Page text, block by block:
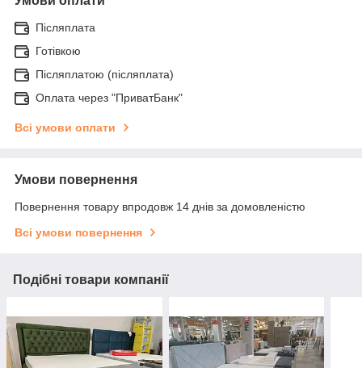
Післяплата
Готівкою
Післяплатою (післяплата)
Оплата через "ПриватБанк"
Всі умови оплати
Умови повернення
Повернення товару впродовж 14 днів за домовленістю
Всі умови повернення
Подібні товари компанії